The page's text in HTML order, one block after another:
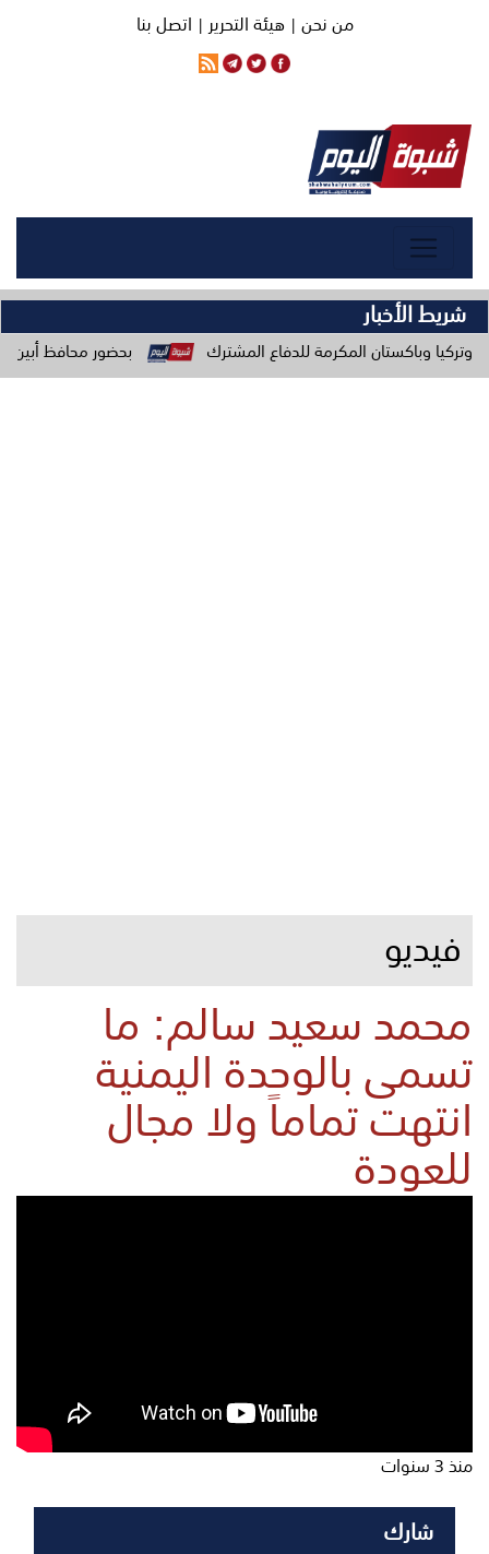
من نحن |هيئة التحرير | اتصل بنا
شريط الأخبار
المكرمة للدفاع المشترك بحضور محافظ أبين ومدير
فيديو
محمد سعيد سالم: ما
تسمى بالوحدة اليمنية
انتهت تماماً ولا مجال
للعودة
منذ 3 سنوات
شارك